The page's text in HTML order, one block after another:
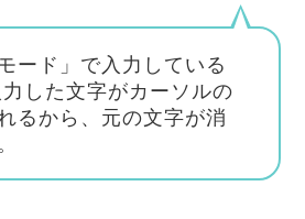
ード」で入力している
力した文字がカーソルの
るから、元の文字が消